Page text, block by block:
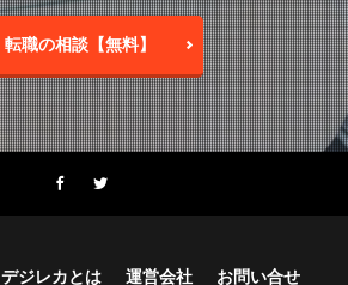
転職の相談【無料】
デジレカとは 運営会社 お問い合せ